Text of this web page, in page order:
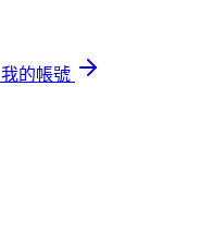
我的帳號